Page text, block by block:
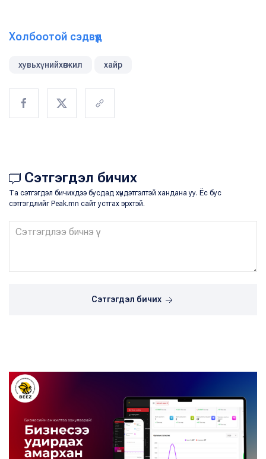
Холбоотой сэдвүүд
хувьхүнийхөгжил хайр
Сэтгэгдэл бичих
Та сэтгэгдэл бичихдээ бусдад хүндэтгэлтэй хандана уу. Ёс бус
сэтгэгдлийг Peak.mn сайт устгах эрхтэй.
Сэтгэгдэл бичих